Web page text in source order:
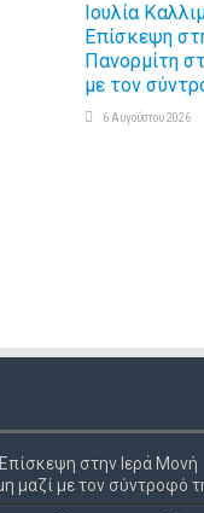
Ιουλία
Επίσκεψη
Πανορμίτη
με τον
6 Αυγούστου 2026
Επίσκεψη στην Ιερά Μονή
μαζί με τον σύντροφό